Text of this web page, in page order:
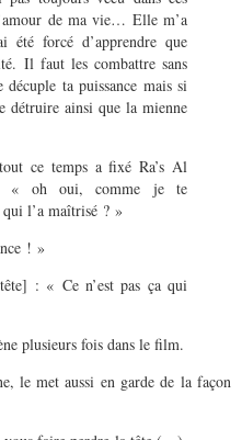
de ma vie… Elle m’a
été forcé d’apprendre que
Il faut les combattre sans
ta puissance mais si
détruire ainsi que la mienne
ce temps a fixé Ra’s Al
« oh oui, comme je te
l’a maîtrisé ? »
! »
: « Ce n’est pas ça qui
plusieurs fois dans le film.
le met aussi en garde de la façon